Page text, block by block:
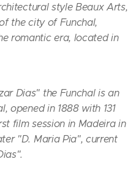
style Beaux Arts,
the city of Funchal,
romantic era, located in
Dias" the Funchal is an
opened in 1888 with 131
film session in Madeira in
"D. Maria Pia", current